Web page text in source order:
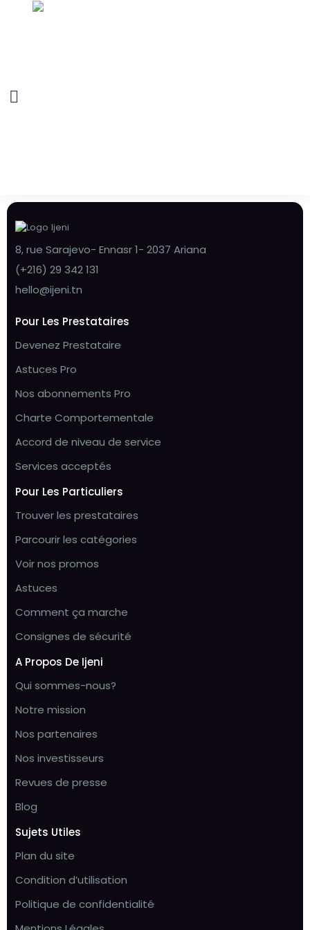
8, rue Sarajevo- Ennasr 1- 2037 Ariana
(+216) 29 342 131
hello@ijeni.tn
Pour Les Prestataires
Devenez Prestataire
Astuces Pro
Nos abonnements Pro
Charte Comportementale
Accord de niveau de service
Services acceptés
Pour Les Particuliers
Trouver les prestataires
Parcourir les catégories
Voir nos promos
Astuces
Comment ça marche
Consignes de sécurité
A Propos De Ijeni
Qui sommes-nous?
Notre mission
Nos partenaires
Nos investisseurs
Revues de presse
Blog
Sujets Utiles
Plan du site
Condition d’utilisation
Politique de confidentialité